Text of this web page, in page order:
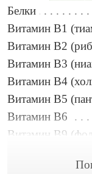
Белки
Витамин B1
Витамин B2
Витамин B3
Витамин B4
Витамин B5
Витамин B6
Витамин B9